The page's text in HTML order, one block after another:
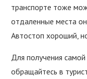
транспорте тоже
отдаленные места
Автостоп хороший,
Для получения
обращайтесь в